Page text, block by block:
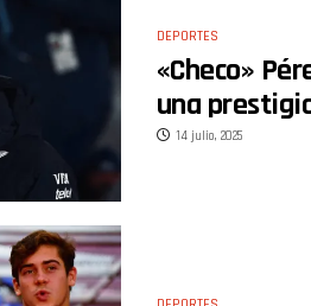
DEPORTES
«Checo»
una
14 julio, 2025